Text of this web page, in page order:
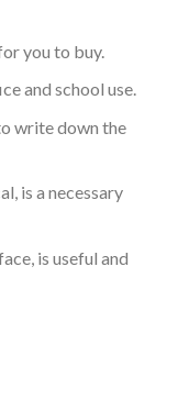
you to buy.
and school use.
write down the
is a necessary
is useful and